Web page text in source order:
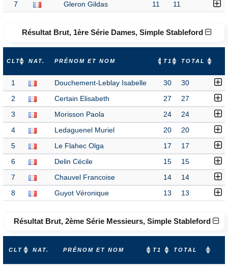
7 Gleron Gildas 11 11
Résultat Brut, 1ère Série Dames, Simple Stableford
CLT NAT. PRÉNOM ET NOM T1 TOTAL
1 Douchement-Leblay Isabelle 30 30
2 Certain Elisabeth 27 27
3 Morisson Paola 24 24
4 Ledaguenel Muriel 20 20
5 Le Flahec Olga 17 17
6 Delin Cécile 15 15
7 Chauvel Francoise 14 14
8 Guyot Véronique 13 13
Résultat Brut, 2ème Série Messieurs, Simple Stableford
CLT NAT. PRÉNOM ET NOM T1 TOTAL